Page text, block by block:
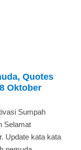
Quotes
Oktober
Sumpah
Selamat
Update kata kata